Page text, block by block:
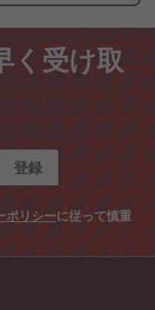
く受け取
登録
ポリシーに従って慎重